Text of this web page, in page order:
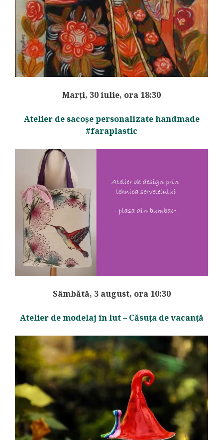
Marți, 30 iulie, ora 18:30
Atelier de sacoșe personalizate handmade
#faraplastic
Sâmbătă, 3 august, ora 10:30
Atelier de modelaj în lut – Căsuța de vacanță